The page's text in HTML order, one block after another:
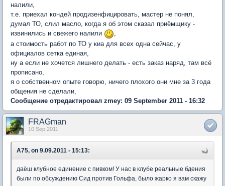
налили,
т.е. приехал кондей продизенфицировать, мастер не понял,
думал ТО, слил масло, когда я об этом сказал приёмщику -
извинились и свежего налили
,
а стоимость работ по ТО у киа для всех одна сейчас, у
официалов сетка единая,
ну а если не хочется лишнего делать - есть заказ наряд, там всё
прописано,
я о собственном опыте говорю, ничего плохого они мне за 3 года
общения не сделали,
Сообщение отредактировал zmey: 09 September 2011 - 16:32
FRAGman
10 Sep 2011
A75, on 9.09.2011 - 15:13:
даёш клубное единение с пивком! У нас в клубе реальные бдения
были по обсуждению Сид против Гольфа, было жарко я вам скажу